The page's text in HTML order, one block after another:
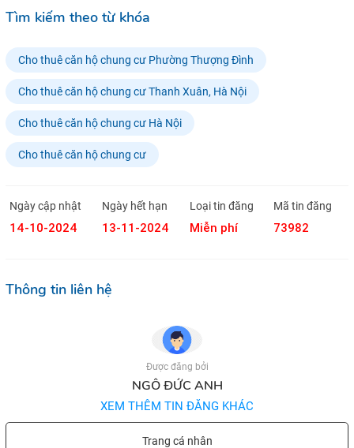
Tìm kiếm theo từ khóa
Cho thuê căn hộ chung cư Phường Thượng Đình
Cho thuê căn hộ chung cư Thanh Xuân, Hà Nội
Cho thuê căn hộ chung cư Hà Nội
Cho thuê căn hộ chung cư
Ngày cập nhật
14-10-2024
Ngày hết hạn
13-11-2024
Loại tin đăng
Miễn phí
Mã tin đăng
73982
Thông tin liên hệ
Được đăng bởi
NGÔ ĐỨC ANH
XEM THÊM TIN ĐĂNG KHÁC
Trang cá nhân